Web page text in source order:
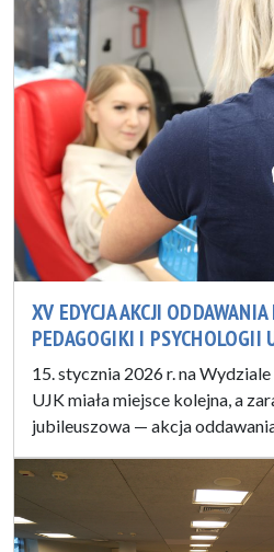
XV EDYCJA AKCJI
PEDAGOGIKI I PSYCHOLOGII
15. stycznia 2026 r. na
UJK miała miejsce kolejna, a
jubileuszowa — akcja